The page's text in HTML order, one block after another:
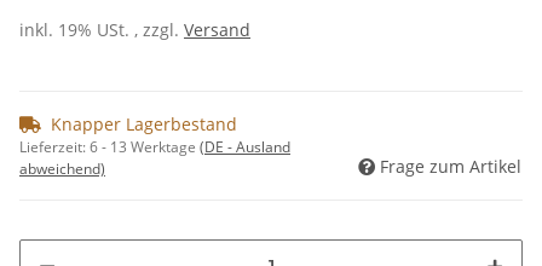
inkl. 19% USt. , zzgl. Versand
Knapper Lagerbestand
Lieferzeit:6 - 13 Werktage (DE - Ausland
abweichend)
Frage zum Artikel